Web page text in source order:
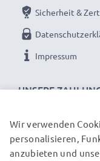
dass er exakt in
UNSERE
Sicherheit &
Impressum
UNSERE
Wir verwenden
personalisieren,
anzubieten und